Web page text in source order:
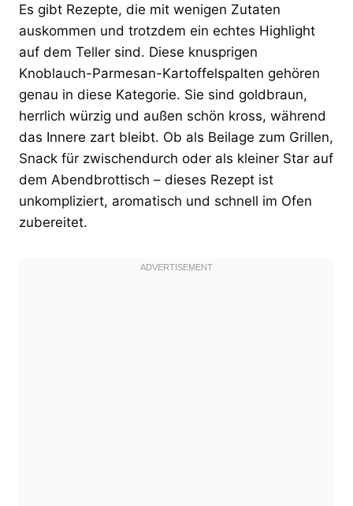
Es gibt Rezepte, die mit wenigen Zutaten
auskommen und trotzdem ein echtes Highlight
auf dem Teller sind. Diese knusprigen
Knoblauch-Parmesan-Kartoffelspalten gehören
genau in diese Kategorie. Sie sind goldbraun,
herrlich würzig und außen schön kross, während
das Innere zart bleibt. Ob als Beilage zum Grillen,
Snack für zwischendurch oder als kleiner Star auf
dem Abendbrottisch – dieses Rezept ist
unkompliziert, aromatisch und schnell im Ofen
zubereitet.